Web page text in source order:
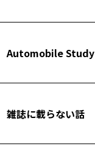
Automobile Study
雑誌に載らない話